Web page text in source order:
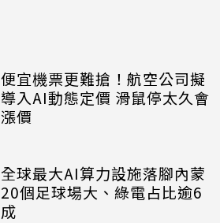
便宜機票更難搶！航空公司擬
導入AI動態定價 滑鼠停太久會
漲價
全球最大AI算力設施落腳內蒙
20個足球場大、綠電占比逾6
成